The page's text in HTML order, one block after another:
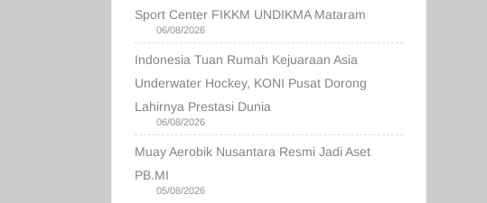
Sport Center FIKKM UNDIKMA Mataram
06/08/2026
Indonesia Tuan Rumah Kejuaraan Asia
Underwater Hockey, KONI Pusat Dorong
Lahirnya Prestasi Dunia
06/08/2026
Muay Aerobik Nusantara Resmi Jadi Aset
PB.MI
05/08/2026